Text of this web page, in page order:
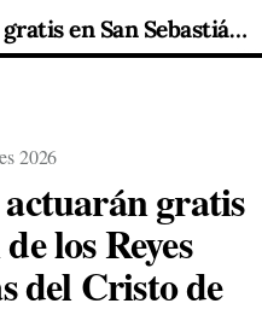
Cali y El Dandee actuarán gratis en San Sebastián de los Reyes durante las fiestas del Cristo de los Remedios
2026
gratis
los Reyes
del Cristo de